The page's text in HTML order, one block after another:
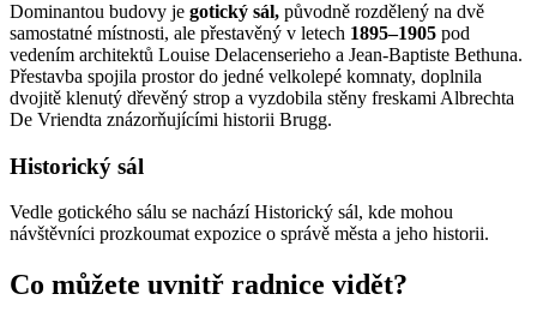
Dominantou budovy je gotický sál, původně rozdělený na dvě
samostatné místnosti, ale přestavěný v letech 1895–1905 pod
vedením architektů Louise Delacenserieho a Jean-Baptiste Bethuna.
Přestavba spojila prostor do jedné velkolepé komnaty, doplnila
dvojitě klenutý dřevěný strop a vyzdobila stěny freskami Albrechta
De Vriendta znázorňujícími historii Brugg.
Historický sál
Vedle gotického sálu se nachází Historický sál, kde mohou
návštěvníci prozkoumat expozice o správě města a jeho historii.
Co můžete uvnitř radnice vidět?